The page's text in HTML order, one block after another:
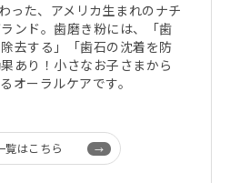
った、アメリカ生まれのナチ
ンド。歯磨き粉には、「歯
去する」「歯石の沈着を防
あり！小さなお子さまから
オーラルケアです。
覧はこちら